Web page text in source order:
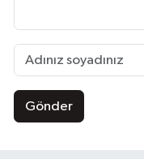
Gönder